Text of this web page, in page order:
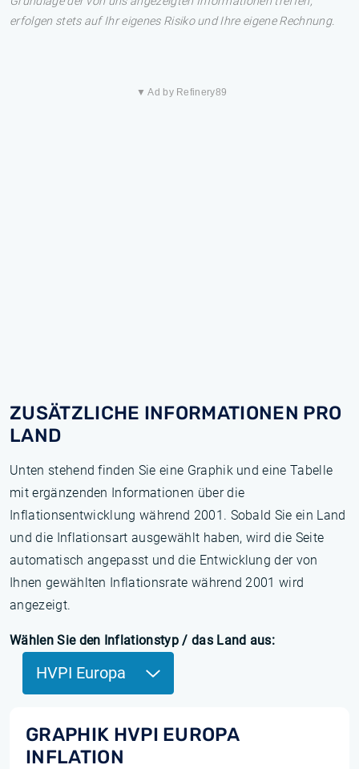
erfolgen stets auf Ihr eigenes Risiko und Ihre eigene Rechnung.
▼ Ad by Refinery89
ZUSÄTZLICHE INFORMATIONEN PRO
LAND
Unten stehend finden Sie eine Graphik und eine Tabelle
mit ergänzenden Informationen über die
Inflationsentwicklung während 2001. Sobald Sie ein Land
und die Inflationsart ausgewählt haben, wird die Seite
automatisch angepasst und die Entwicklung der von
Ihnen gewählten Inflationsrate während 2001 wird
angezeigt.
Wählen Sie den Inflationstyp / das Land aus:
HVPI Europa
GRAPHIK HVPI EUROPA
INFLATION